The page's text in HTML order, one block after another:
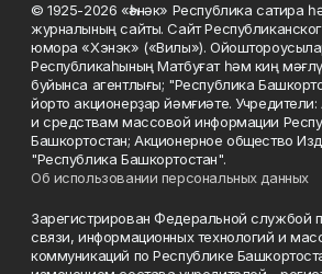
© 1925-2026 «Һәнәк» Республика сатира
журналының сайты. Сайт
юмора «Хэнэк» («Вилы»).
Республикаһының Матбуғат һәм киң
буйынса агентлығы; "Республика
йорто акционерҙар йәмғиәте. Учредители:
и средствам массовой информации
Башкортостан; Акционерное общество
"Республика Башкортостан".
Об использовании персональных данных
Зарегистрирован Федеральной службой
связи, информационных технологий и
коммуникаций по Республике